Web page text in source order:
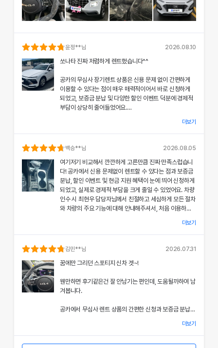
윤정**님 2026.08.10
쏘나타 진짜 저렴하게 렌트했습니다^^
공카의 무심사 장기렌트 상품은 신용 문제 없이 간편하게
이용할 수 있다는 점이 매우 매력적이어서 바로 신청하게
되었고, 보증금 분납 및 다양한 할인 이벤트 덕분에 경제적
부담이 상당히 줄어들었어요.
차량 인수 시 장민혁 담당자님께서 친절하고 꼼꼼하게 신차
의 상태와 각종 기능에 대해 설명해주셔서, 처음 이용하는
분들도 부담 없이 서비스를 체험할 수 있었어요.
공카의 본부 직거래 시스템으로 중간 마진 없이 합리적인
렌트료를 제공받았고, 즉시 출고되는 신차 덕분에 긴급 상
황에서도 차질 없이 차량을 이용할 수 있었던 점이 특히 인
상 깊었어요.
쏘나타의 세련된 디자인과 최신 편의 기능, 그리고 안전 장
치에 대한 세심한 관리가 직접 눈으로 확인되면서 전체적인
다시 이용하고 싶은 강력한 동기가 되었어요.
돋보여 제게 잊지 못할 기억으로 남았으며, 이 만족스러운
더보기
백승**님 2026.08.05
여기저기 비교해서 깐깐하게 고른만큼 진짜 만족스럽습니
다! 공카에서 신용 문제없이 렌트할 수 있다는 점과 보증금
분납, 할인 이벤트 및 현금 지원 혜택이 눈에 띄어 신청하게
되었고, 실제로 경제적 부담을 크게 줄일 수 있었어요. 차량
인수 시 최현우 담당자님께서 친절하고 세심하게 모든 절차
와 차량의 주요 기능에 대해 안내해주셔서, 처음 이용하는
공카의 본부 직거래 시스템 덕분에 렌트료가 매우 합리적으
로 책정되었고, 필요할 때마다 즉시 출고되는 신차 시스템
은 제 일정에 맞춰 안정적으로 차량을 이용할 수 있도록 도
와주었어요.
쏘나타의 우아한 디자인과 최신 편의 기능, 그리고 안전장
치에 대한 상세한 설명은 제 기대 이상이었으며, 전 과정에
어요.
도 공카를 우선적으로 이용하게 만들 정도로 만족스러웠으
더보기
김민**님 2026.07.31
꿈에만 그리던 스포티지 신차 겟~!
웬만하면 후기같은건 잘 안남기는 편인데, 도움될까하여 남
겨봅니다.
공카에서 무심사 렌트 상품의 간편한 신청과 보증금 분납,
차량 인수 시 이준호 담당자님께서 따뜻하면서도 세심하게
더보기
'(주)공카'는 (이하 '회사'는) 고객님의 개인정보를 중요시하며, "정보
통신망 이용촉진 및 정보보호"에 관한 법률을 준수하고 있습니다.
회사는 개인정보처리방침을 통하여 고객님께서 제공하시는 개인정보
가 어떠한 용도와 방식으로 이용되고 있으며, 개인정보보호를 위해 어
떠한 조치가 취해지고 있는지 알려드립니다.
회사는 개인정보처리방침을 개정하는 경우 웹사이트 공지사항(또는